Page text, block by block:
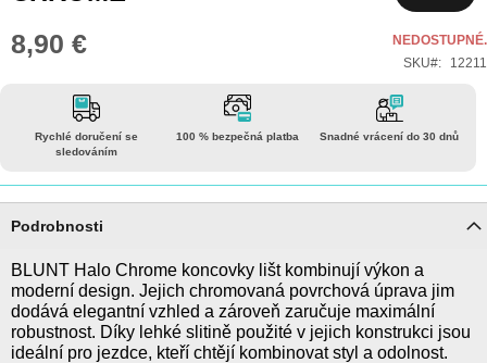
začátek
galerie
8,90 €
NEDOSTUPNÉ.
SKU
12211
Rychlé doručení se
sledováním
100 % bezpečná platba Snadné vrácení do 30 dnů
Podrobnosti
BLUNT Halo Chrome koncovky lišt kombinují výkon a
moderní design. Jejich chromovaná povrchová úprava jim
dodává elegantní vzhled a zároveň zaručuje maximální
robustnost. Díky lehké slitině použité v jejich konstrukci jsou
ideální pro jezdce, kteří chtějí kombinovat styl a odolnost.